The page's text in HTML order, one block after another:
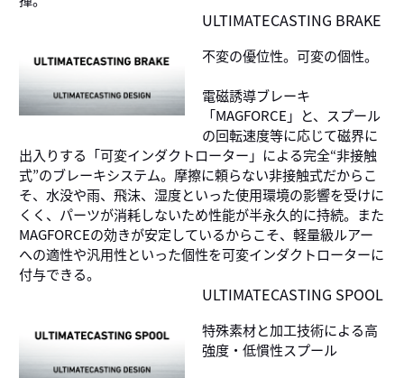
ULTIMATECASTING BRAKE
不変の優位性。可変の個性。
電磁誘導ブレーキ
「MAGFORCE」と、スプール
の回転速度等に応じて磁界に
出入りする「可変インダクトローター」による完全“非接触
式”のブレーキシステム。摩擦に頼らない非接触式だからこ
そ、水没や雨、飛沫、湿度といった使用環境の影響を受けに
くく、パーツが消耗しないため性能が半永久的に持続。また
MAGFORCEの効きが安定しているからこそ、軽量級ルアー
への適性や汎用性といった個性を可変インダクトローターに
付与できる。
ULTIMATECASTING SPOOL
特殊素材と加工技術による高
強度・低慣性スプール